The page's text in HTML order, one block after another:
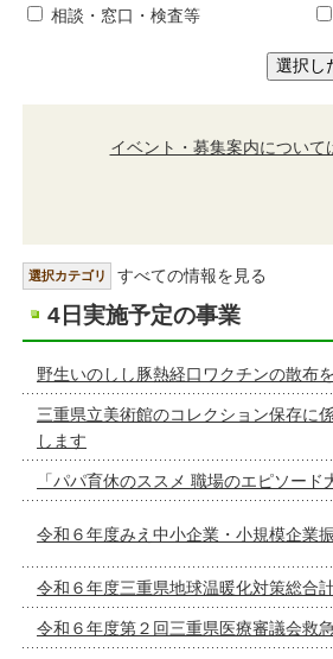
相談・窓口・検査等
選択し
イベント・募集案内について
選択カテゴリ すべての情報を見る
4日実施予定の事業
野生いのしし豚熱経口ワクチンの散布
三重県立美術館のコレクション保存に
します
「パパ育休のススメ 職場のエピソード
令和６年度みえ中小企業・小規模企業
令和６年度三重県地球温暖化対策総合
令和６年度第２回三重県医療審議会救